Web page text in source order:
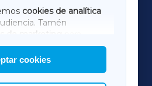
cookies de analítica
Tamén
de marketing
de terceiros.
a elección das
permitir.
cookies
AMARIÑAXA